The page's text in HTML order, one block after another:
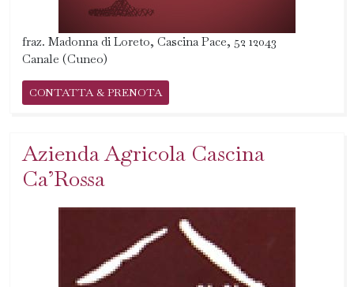
fraz. Madonna di Loreto, Cascina Pace, 52 12043
Canale (Cuneo)
CONTATTA & PRENOTA
Azienda Agricola Cascina
Ca’Rossa